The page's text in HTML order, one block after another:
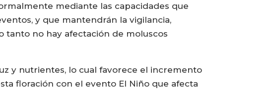
mediante las capacidades que
y que mantendrán la vigilancia,
tanto no hay afectación de moluscos
y nutrientes, lo cual favorece el incremento
floración con el evento El Niño que afecta